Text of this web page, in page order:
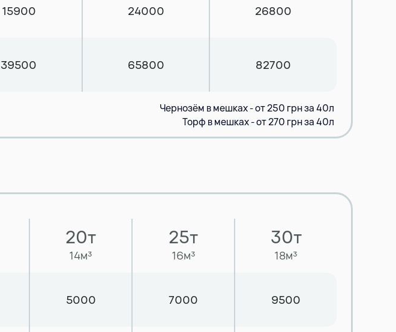
15900 24000 26800
39500 65800 82700
Чернозём в мешках - от 250 грн за 40л
Торф в мешках - от 270 грн за 40л
20т
14м³
25т
16м³
30т
18м³
5000 7000 9500